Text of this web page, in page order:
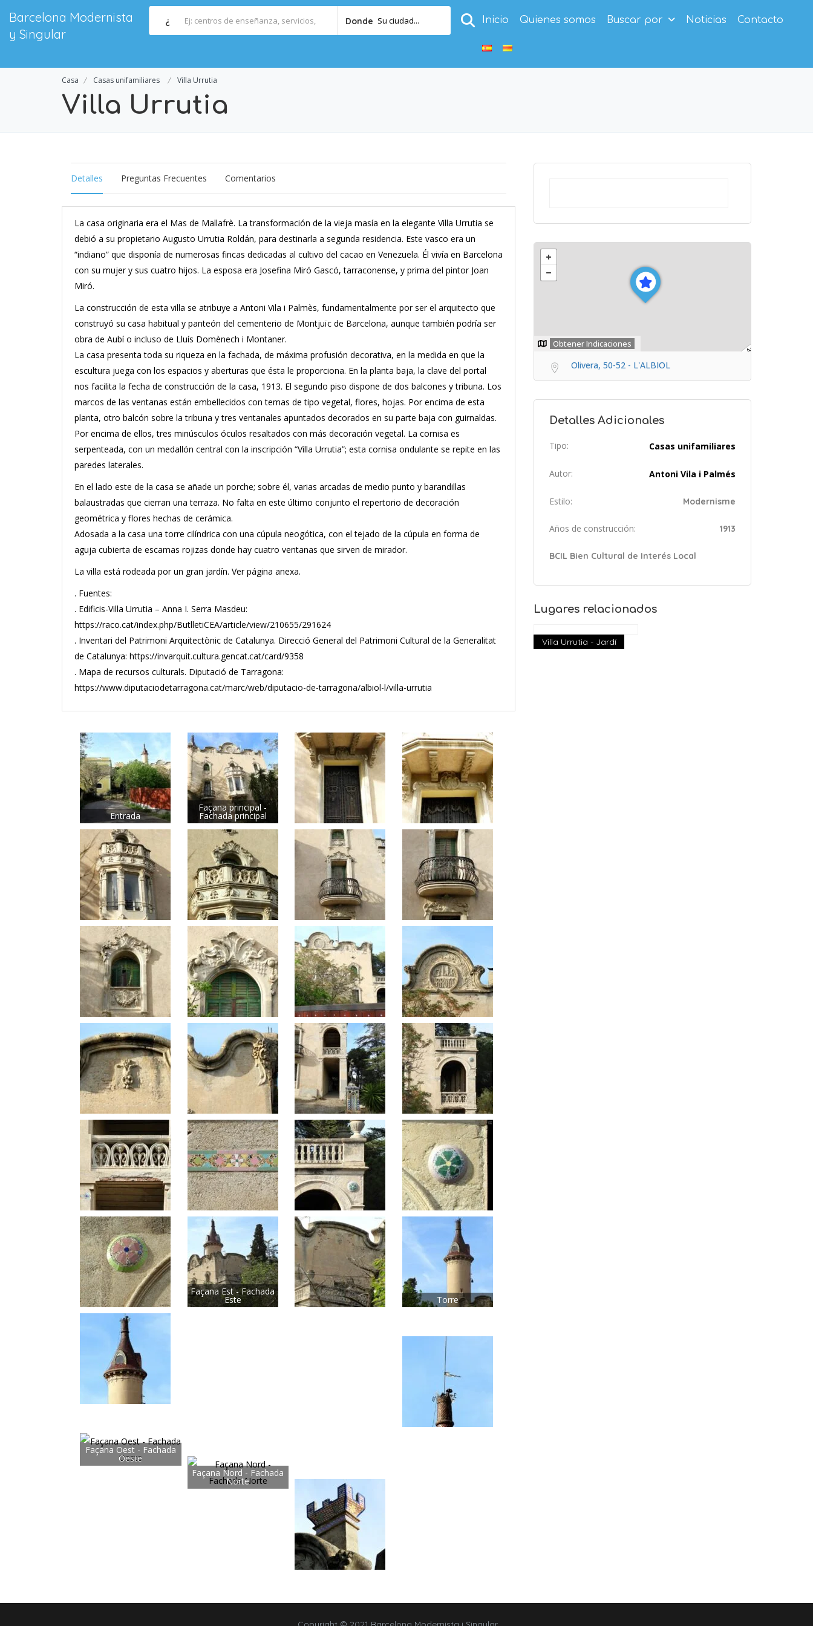
Barcelona Modernista
y Singular
¿ Donde Su ciudad... Inicio Quienes somos Buscar por Noticias Contacto
Casa Casas unifamiliares Villa Urrutia
Villa Urrutia
Detalles Preguntas Frecuentes Comentarios
La casa originaria era el Mas de Mallafrè. La transformación de la vieja masía en la elegante Villa Urrutia se
debió a su propietario Augusto Urrutia Roldán, para destinarla a segunda residencia. Este vasco era un
“indiano” que disponía de numerosas fincas dedicadas al cultivo del cacao en Venezuela. Él vivía en Barcelona
con su mujer y sus cuatro hijos. La esposa era Josefina Miró Gascó, tarraconense, y prima del pintor Joan
Miró.
La construcción de esta villa se atribuye a Antoni Vila i Palmès, fundamentalmente por ser el arquitecto que
construyó su casa habitual y panteón del cementerio de Montjuïc de Barcelona, aunque también podría ser
obra de Aubí o incluso de Lluís Domènech i Montaner.
La casa presenta toda su riqueza en la fachada, de máxima profusión decorativa, en la medida en que la
escultura juega con los espacios y aberturas que ésta le proporciona. En la planta baja, la clave del portal
nos facilita la fecha de construcción de la casa, 1913. El segundo piso dispone de dos balcones y tribuna. Los
marcos de las ventanas están embellecidos con temas de tipo vegetal, flores, hojas. Por encima de esta
planta, otro balcón sobre la tribuna y tres ventanales apuntados decorados en su parte baja con guirnaldas.
Por encima de ellos, tres minúsculos óculos resaltados con más decoración vegetal. La cornisa es
serpenteada, con un medallón central con la inscripción “Villa Urrutia”; esta cornisa ondulante se repite en las
paredes laterales.
En el lado este de la casa se añade un porche; sobre él, varias arcadas de medio punto y barandillas
balaustradas que cierran una terraza. No falta en este último conjunto el repertorio de decoración
geométrica y flores hechas de cerámica.
Adosada a la casa una torre cilíndrica con una cúpula neogótica, con el tejado de la cúpula en forma de
aguja cubierta de escamas rojizas donde hay cuatro ventanas que sirven de mirador.
La villa está rodeada por un gran jardín. Ver página anexa.
. Fuentes:
. Edificis-Villa Urrutia – Anna I. Serra Masdeu:
https://raco.cat/index.php/ButlletiCEA/article/view/210655/291624
. Inventari del Patrimoni Arquitectònic de Catalunya. Direcció General del Patrimoni Cultural de la Generalitat
de Catalunya: https://invarquit.cultura.gencat.cat/card/9358
. Mapa de recursos culturals. Diputació de Tarragona:
https://www.diputaciodetarragona.cat/marc/web/diputacio-de-tarragona/albiol-l/villa-urrutia
Entrada
Façana principal -
Fachada principal
Façana Est - Fachada
Este Torre
Façana Oest - Fachada
Oeste
Façana Nord - Fachada
Norte
Obtener Indicaciones
Olivera, 50-52 - L'ALBIOL
Detalles Adicionales
Tipo: Casas unifamiliares
Autor: Antoni Vila i Palmés
Estilo: Modernisme
Años de construcción: 1913
BCIL Bien Cultural de Interés Local
Lugares relacionados
Villa Urrutia - Jardí